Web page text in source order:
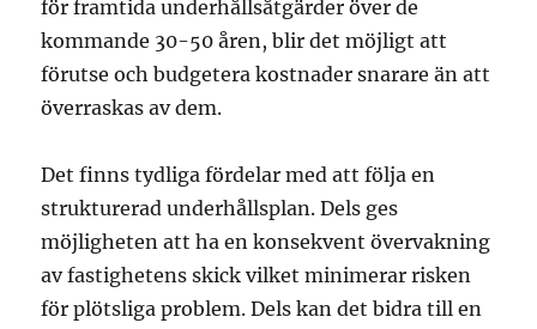
för framtida underhållsåtgärder över de
kommande 30-50 åren, blir det möjligt att
förutse och budgetera kostnader snarare än att
överraskas av dem.
Det finns tydliga fördelar med att följa en
strukturerad underhållsplan. Dels ges
möjligheten att ha en konsekvent övervakning
av fastighetens skick vilket minimerar risken
för plötsliga problem. Dels kan det bidra till en